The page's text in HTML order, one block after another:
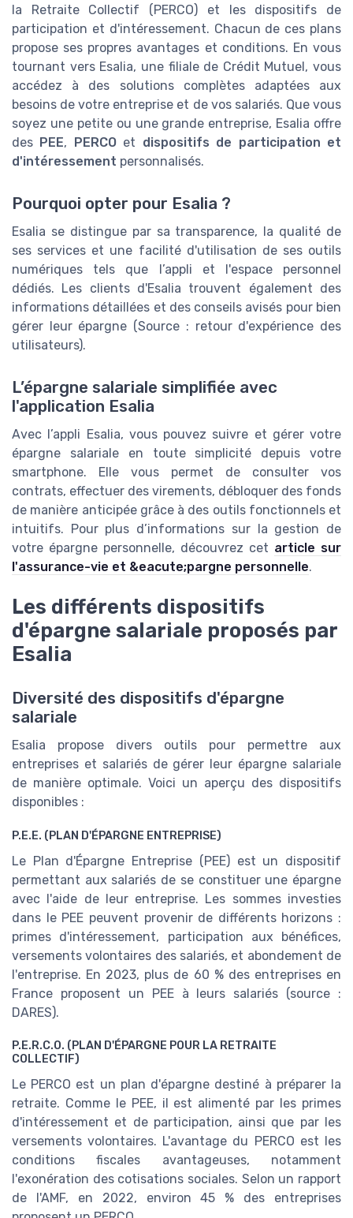
la Retraite Collectif (PERCO) et les dispositifs de
participation et d'intéressement. Chacun de ces plans
propose ses propres avantages et conditions. En vous
tournant vers Esalia, une filiale de Crédit Mutuel, vous
accédez à des solutions complètes adaptées aux
besoins de votre entreprise et de vos salariés. Que vous
soyez une petite ou une grande entreprise, Esalia offre
des PEE, PERCOet dispositifs de participation et
d'intéressement personnalisés.
Pourquoi opter pour Esalia ?
Esalia se distingue par sa transparence, la qualité de
ses services et une facilité d'utilisation de ses outils
numériques tels que l’appli et l'espace personnel
dédiés. Les clients d'Esalia trouvent également des
informations détaillées et des conseils avisés pour bien
gérer leur épargne (Source : retour d'expérience des
utilisateurs).
L’épargne salariale simplifiée avec
l'application Esalia
Avec l’appli Esalia, vous pouvez suivre et gérer votre
épargne salariale en toute simplicité depuis votre
smartphone. Elle vous permet de consulter vos
contrats, effectuer des virements, débloquer des fonds
de manière anticipée grâce à des outils fonctionnels et
intuitifs. Pour plus d’informations sur la gestion de
votre épargne personnelle, découvrez cet article sur
l'assurance-vie et &eacute;pargne personnelle.
Les différents dispositifs
d'épargne salariale proposés par
Esalia
Diversité des dispositifs d'épargne
salariale
Esalia propose divers outils pour permettre aux
entreprises et salariés de gérer leur épargne salariale
de manière optimale. Voici un aperçu des dispositifs
disponibles :
P.E.E. (PLAN D'ÉPARGNE ENTREPRISE)
Le Plan d'Épargne Entreprise (PEE) est un dispositif
permettant aux salariés de se constituer une épargne
avec l'aide de leur entreprise. Les sommes investies
dans le PEE peuvent provenir de différents horizons :
primes d'intéressement, participation aux bénéfices,
versements volontaires des salariés, et abondement de
l'entreprise. En 2023, plus de 60 % des entreprises en
France proposent un PEE à leurs salariés (source :
DARES).
P.E.R.C.O. (PLAN D'ÉPARGNE POUR LA RETRAITE
COLLECTIF)
Le PERCO est un plan d'épargne destiné à préparer la
retraite. Comme le PEE, il est alimenté par les primes
d'intéressement et de participation, ainsi que par les
versements volontaires. L'avantage du PERCO est les
conditions fiscales avantageuses, notamment
l'exonération des cotisations sociales. Selon un rapport
de l'AMF, en 2022, environ 45 % des entreprises